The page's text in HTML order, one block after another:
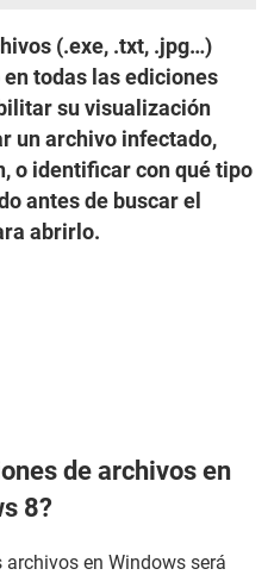
(.exe, .txt, .jpg…)
todas las ediciones
su visualización
un archivo infectado,
o identificar con qué tipo
antes de buscar el
abrirlo.
de archivos en
8?
en Windows será